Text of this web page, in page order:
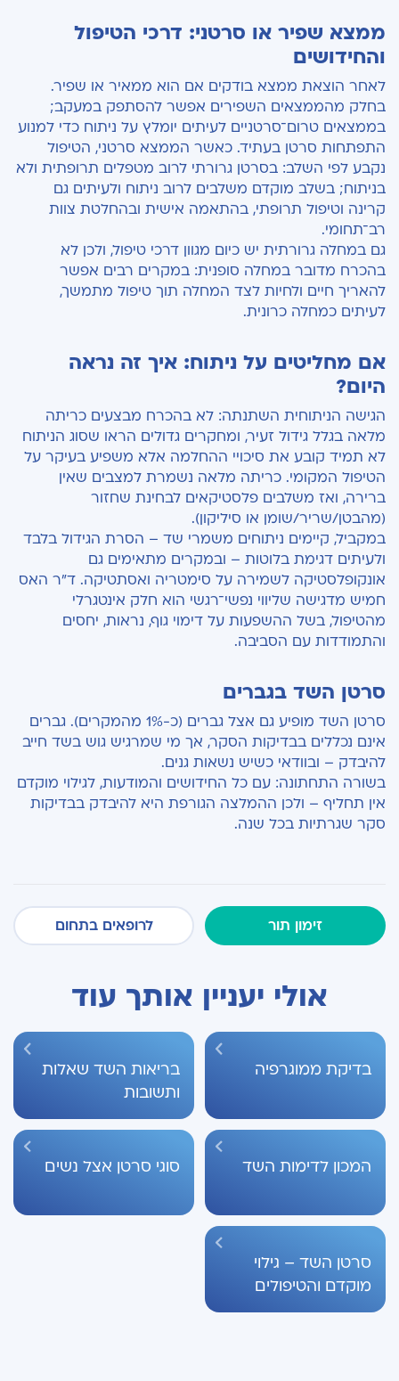
ממצא שפיר או סרטני: דרכי הטיפול
והחידושים
לאחר הוצאת ממצא בודקים אם הוא ממאיר או שפיר.
בחלק מהממצאים השפירים אפשר להסתפק במעקב;
בממצאים טרום־סרטניים לעיתים יומלץ על ניתוח כדי למנוע
התפתחות סרטן בעתיד. כאשר הממצא סרטני, הטיפול
נקבע לפי השלב: בסרטן גרורתי לרוב מטפלים תרופתית ולא
בניתוח; בשלב מוקדם משלבים לרוב ניתוח ולעיתים גם
קרינה וטיפול תרופתי, בהתאמה אישית ובהחלטת צוות
רב־תחומי.
גם במחלה גרורתית יש כיום מגוון דרכי טיפול, ולכן לא
בהכרח מדובר במחלה סופנית: במקרים רבים אפשר
להאריך חיים ולחיות לצד המחלה תוך טיפול מתמשך,
לעיתים כמחלה כרונית.
אם מחליטים על ניתוח: איך זה נראה
היום?
הגישה הניתוחית השתנתה: לא בהכרח מבצעים כריתה
מלאה בגלל גידול זעיר, ומחקרים גדולים הראו שסוג הניתוח
לא תמיד קובע את סיכויי ההחלמה אלא משפיע בעיקר על
הטיפול המקומי. כריתה מלאה נשמרת למצבים שאין
ברירה, ואז משלבים פלסטיקאים לבחינת שחזור
(מהבטן/שריר/שומן או סיליקון).
במקביל, קיימים ניתוחים משמרי שד – הסרת הגידול בלבד
ולעיתים דגימת בלוטות – ובמקרים מתאימים גם
אונקופלסטיקה לשמירה על סימטריה ואסתטיקה. ד"ר האס
חמיש מדגישה שליווי נפשי־רגשי הוא חלק אינטגרלי
מהטיפול, בשל ההשפעות על דימוי גוף, נראות, יחסים
והתמודדות עם הסביבה.
סרטן השד בגברים
סרטן השד מופיע גם אצל גברים (כ-1% מהמקרים). גברים
אינם נכללים בבדיקות הסקר, אך מי שמרגיש גוש בשד חייב
להיבדק – ובוודאי כשיש נשאות גנים.
בשורה התחתונה: עם כל החידושים והמודעות, לגילוי מוקדם
אין תחליף – ולכן ההמלצה הגורפת היא להיבדק בבדיקות
סקר שגרתיות בכל שנה.
זימון תור לרופאים בתחום
אולי יעניין אותך עוד
בדיקת ממוגרפיה
בריאות השד שאלות
ותשובות
המכון לדימות השד סוגי סרטן אצל נשים
סרטן השד – גילוי
מוקדם והטיפולים